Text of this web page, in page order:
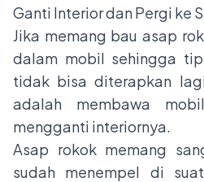
Ganti Interior dan Pergi ke
Jika memang bau asap
dalam mobil sehingga
tidak bisa diterapkan
adalah membawa
mengganti interiornya.
Asap rokok memang
sudah menempel di